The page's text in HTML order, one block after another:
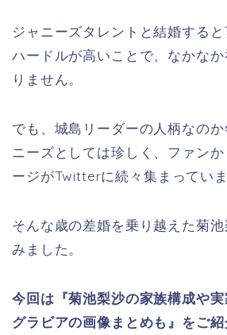
ジャニーズタレントと結婚する
ハードルが高いことで、なかな
りません。
でも、城島リーダーの人柄なの
ニーズとしては珍しく、ファン
ージがTwitterに続々集まっていま
そんな歳の差婚を乗り越えた菊
みました。
今回は『菊池梨沙の家族構成や
グラビアの画像まとめも』をご紹